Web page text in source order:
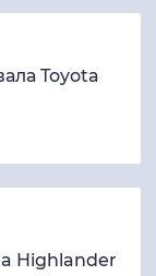
Toyota
Highlander